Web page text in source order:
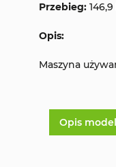
Przebieg: 146,9
Opis:
Maszyna
Opis